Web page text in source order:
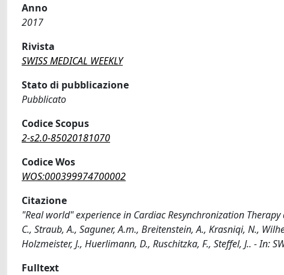
Anno
2017
Rivista
SWISS MEDICAL WEEKLY
Stato di pubblicazione
Pubblicato
Codice Scopus
2-s2.0-85020181070
Codice Wos
WOS:000399974700002
Citazione
"Real world" experience in Cardiac Resynchronization Therapy
C., Straub, A., Saguner, A.m., Breitenstein, A., Krasniqi, N.,
Holzmeister, J., Huerlimann, D., Ruschitzka, F., Steffel, J.. - In:
Fulltext